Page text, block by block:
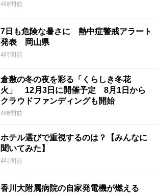
4時間前
7日も危険な暑さに 熱中症警戒アラート
発表 岡山県
4時間前
倉敷の冬の夜を彩る「くらしき冬花
火」 12月3日に開催予定 8月1日から
クラウドファンディングも開始
4時間前
ホテル選びで重視するのは？【みんなに
聞いてみた】
4時間前
香川大附属病院の自家発電機が燃える